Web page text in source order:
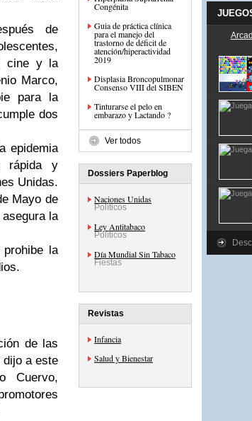
de
cine y la
Marco,
para la
dos
epidemia
rápida y
Unidas.
Mayo de
la
la
de las
dijo a este
Cuervo,
Congénita
Guia de práctica clínica
para el manejo del
trastorno de déficit de
atención/hiperactividad
2019
Displasia Broncopulmonar
Consenso VIII del SIBEN
Tinturarse el pelo en
embarazo y Lactando ?
Ver todos
Dossiers Paperblog
Naciones Unidas
Políticos
Ley Antitabaco
Políticos
Día Mundial Sin Tabaco
Fiestas
Revistas
Infancia
Salud y Bienestar